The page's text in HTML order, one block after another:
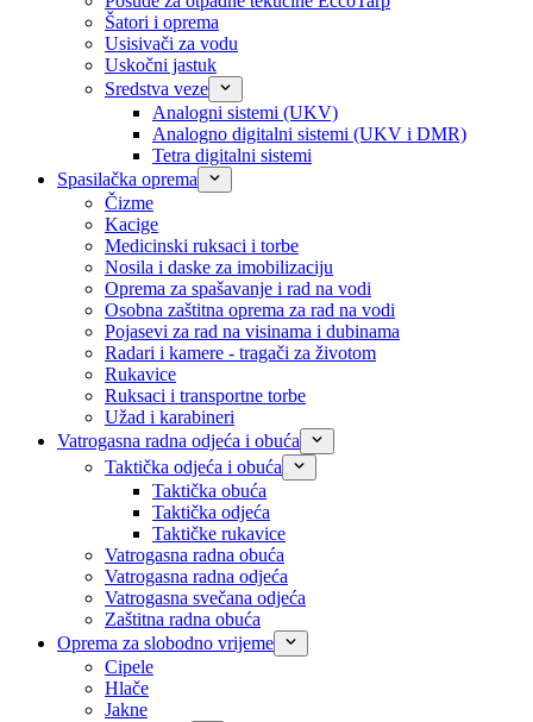
Šatori i oprema
Usisivači za vodu
Uskočni jastuk
Sredstva veze
Analogni sistemi (UKV)
Analogno digitalni sistemi (UKV i DMR)
Tetra digitalni sistemi
Spasilačka oprema
Čizme
Kacige
Medicinski ruksaci i torbe
Nosila i daske za imobilizaciju
Oprema za spašavanje i rad na vodi
Osobna zaštitna oprema za rad na vodi
Pojasevi za rad na visinama i dubinama
Radari i kamere - tragači za životom
Rukavice
Ruksaci i transportne torbe
Užad i karabineri
Vatrogasna radna odjeća i obuća
Taktička odjeća i obuća
Taktička obuća
Taktička odjeća
Taktičke rukavice
Vatrogasna radna obuća
Vatrogasna radna odjeća
Vatrogasna svečana odjeća
Zaštitna radna obuća
Oprema za slobodno vrijeme
Cipele
Hlače
Jakne